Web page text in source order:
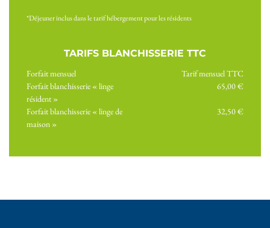
*Déjeuner inclus dans le tarif hébergement pour les résidents
TARIFS BLANCHISSERIE TTC
Forfait mensuel
Tarif mensuel TTC
Forfait blanchisserie « linge
résident »
65,00 €
Forfait blanchisserie « linge de
maison »
32,50 €